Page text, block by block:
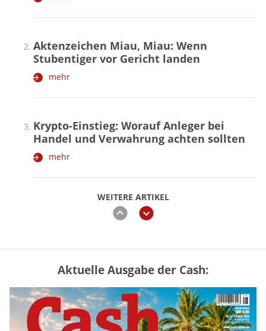
WEITERE ARTIKEL
zurückweiter
Aktenzeichen Miau, Miau: Wenn
Stubentiger vor Gericht landen
mehr
Krypto-Einstieg: Worauf Anleger bei
Handel und Verwahrung achten sollten
mehr
Vermieter-Zutritt: Wann Mieter
die Wohnung öffnen müssen
mehr
Aktuelle Ausgabe der Cash: